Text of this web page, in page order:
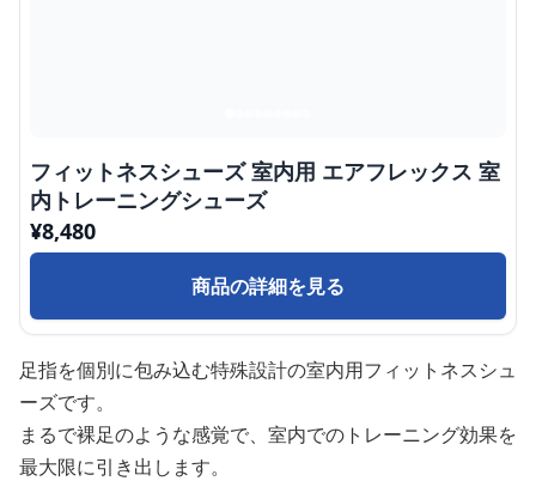
フィットネスシューズ 室内用 エアフレックス 室
内トレーニングシューズ
¥8,480
商品の詳細を見る
足指を個別に包み込む特殊設計の室内用フィットネスシュ
ーズです。
まるで裸足のような感覚で、室内でのトレーニング効果を
最大限に引き出します。